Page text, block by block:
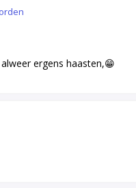
ergens haasten,😁